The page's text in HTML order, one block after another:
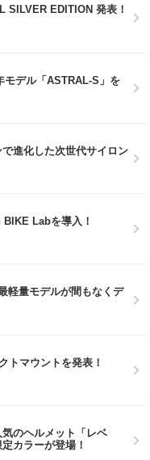
SILVER EDITION 発表！
モデル「ASTRAL-S」を
進化した次世代サイロン
Labを導入！
軽量モデルが間もなくデ
トマウントを発表！
のヘルメット「レベ
カラーが登場！